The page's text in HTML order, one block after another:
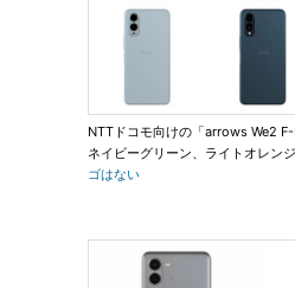
NTTドコモ向けの「arrows We2 F-
ネイビーグリーン、ライトオレン
ゴはない